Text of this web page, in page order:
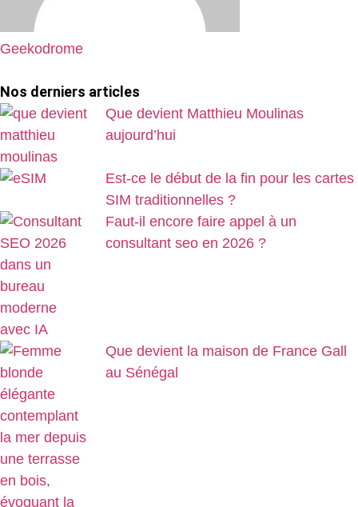
Geekodrome
Nos derniers articles
Que devient Matthieu Moulinas
aujourd’hui
Est-ce le début de la fin pour les cartes
SIM traditionnelles ?
Faut-il encore faire appel à un
consultant seo en 2026 ?
Que devient la maison de France Gall
au Sénégal